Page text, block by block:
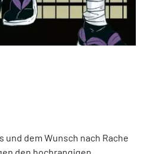
dem Wunsch nach Rache